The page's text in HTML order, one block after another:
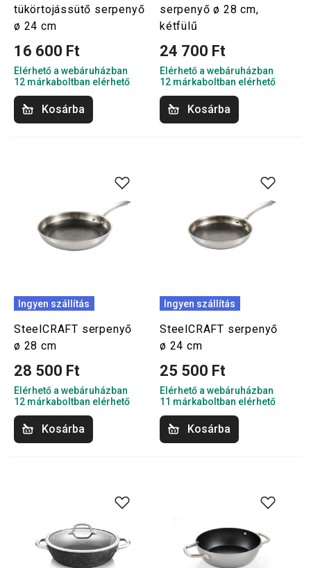
tükörtojássütő serpenyő
ø 24 cm
16 600 Ft
Elérhető a webáruházban
12 márkaboltban elérhető
Kosárba
serpenyő ø 28 cm,
kétfülű
24 700 Ft
Elérhető a webáruházban
12 márkaboltban elérhető
Kosárba
Ingyen szállítás
SteelCRAFT serpenyő
ø 28 cm
28 500 Ft
Elérhető a webáruházban
12 márkaboltban elérhető
Kosárba
Ingyen szállítás
SteelCRAFT serpenyő
ø 24 cm
25 500 Ft
Elérhető a webáruházban
11 márkaboltban elérhető
Kosárba